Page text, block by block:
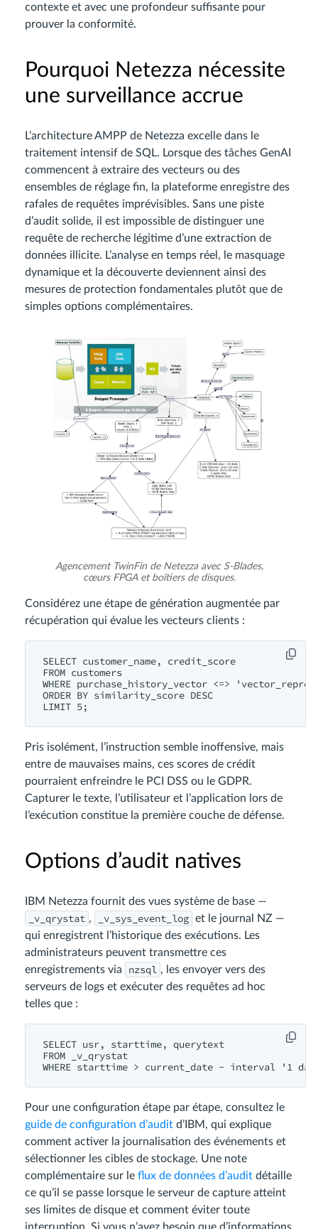
contexte et avec une profondeur suffisante pour
prouver la conformité.
Pourquoi Netezza nécessite
une surveillance accrue
L’architecture AMPP de Netezza excelle dans le
traitement intensif de SQL. Lorsque des tâches GenAI
commencent à extraire des vecteurs ou des
ensembles de réglage fin, la plateforme enregistre des
rafales de requêtes imprévisibles. Sans une piste
d’audit solide, il est impossible de distinguer une
requête de recherche légitime d’une extraction de
données illicite. L’analyse en temps réel, le masquage
dynamique et la découverte deviennent ainsi des
mesures de protection fondamentales plutôt que de
simples options complémentaires.
Agencement TwinFin de Netezza avec S-Blades,
cœurs FPGA et boîtiers de disques.
Considérez une étape de génération augmentée par
récupération qui évalue les vecteurs clients :
SELECT customer_name, credit_score
FROM customers
WHERE purchase_history_vector <=>
ORDER BY similarity_score DESC
Pris isolément, l’instruction semble inoffensive, mais
entre de mauvaises mains, ces scores de crédit
pourraient enfreindre le PCI DSS ou le GDPR.
Capturer le texte, l’utilisateur et l’application lors de
l’exécution constitue la première couche de défense.
Options d’audit natives
IBM Netezza fournit des vues système de base —
_v_qrystat , _v_sys_event_log et le journal NZ —
qui enregistrent l’historique des exécutions. Les
administrateurs peuvent transmettre ces
enregistrements via
nzsql , les envoyer vers des
serveurs de logs et exécuter des requêtes ad hoc
telles que :
SELECT usr, starttime, querytext
FROM _v_qrystat
Pour une configuration étape par étape, consultez le
guide de configuration d’audit d’IBM, qui explique
comment activer la journalisation des événements et
sélectionner les cibles de stockage. Une note
complémentaire sur le flux de données d’audit détaille
ce qu’il se passe lorsque le serveur de capture atteint
ses limites de disque et comment éviter toute